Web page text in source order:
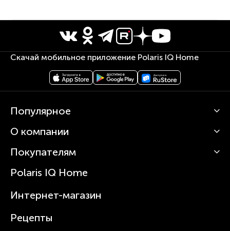
Скачай мобильное приложение Polaris IQ Home
Популярное
Кофемашины
Вертикальные пылесосы
Зубные щетки и ирригаторы
Увлажнители
Посуда
О компании
О Polaris
Статьи
Покупателям
Сервисные центры
Где купить
Polaris IQ Home
Интернет-магазин
Рецепты